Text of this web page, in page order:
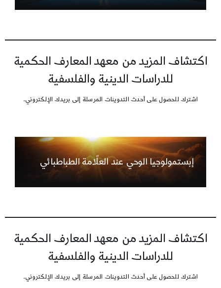
اكتشاف المزيد من معهد المعارف الحكمية
للدراسات الدينية والفلسفية
اشترك للحصول على أحدث التدوينات المرسلة إلى بريدك الإلكتروني.
إبستمولوجيا الوحي عند العلّامة الطباطبائي
اكتشاف المزيد من معهد المعارف الحكمية
للدراسات الدينية والفلسفية
اشترك للحصول على أحدث التدوينات المرسلة إلى بريدك الإلكتروني.